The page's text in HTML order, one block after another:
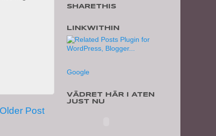
Older Post
SHARETHIS
LINKWITHIN
Google
VÄDRET HÄR I ATEN
JUST NU